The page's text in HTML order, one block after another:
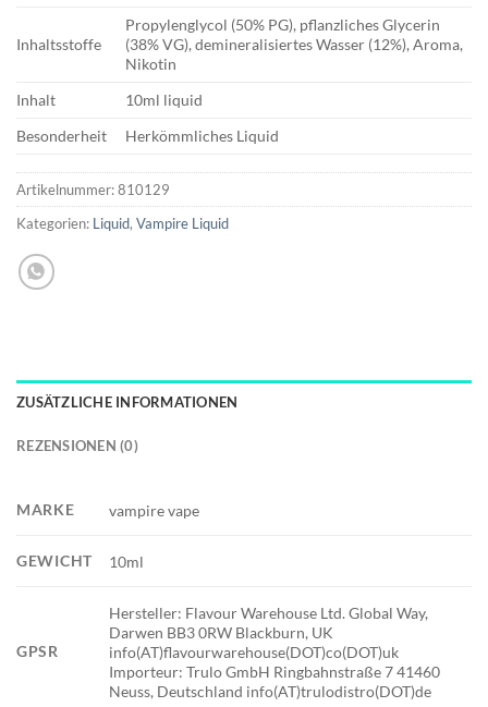
Inhaltsstoffe
Propylenglycol (50% PG), pflanzliches Glycerin
(38% VG), demineralisiertes Wasser (12%), Aroma,
Nikotin
Inhalt
10ml liquid
Besonderheit
Herkömmliches Liquid
Artikelnummer:810129
Kategorien: Liquid, Vampire Liquid
ZUSÄTZLICHE INFORMATIONEN
REZENSIONEN (0)
MARKE vampire vape
GEWICHT 10ml
GPSR
Hersteller: Flavour Warehouse Ltd. Global Way,
Darwen BB3 0RW Blackburn, UK
info(AT)flavourwarehouse(DOT)co(DOT)uk
Importeur: Trulo GmbH Ringbahnstraße 7 41460
Neuss, Deutschland info(AT)trulodistro(DOT)de